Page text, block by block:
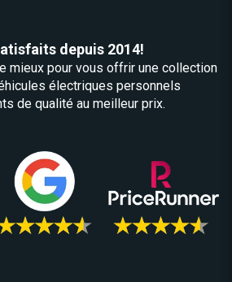
depuis 2014!
mieux pour vous offrir une collection
électriques personnels
de qualité au meilleur prix.